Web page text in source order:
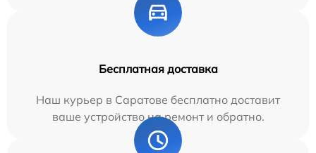
Бесплатная доставка
Наш курьер в Саратове бесплатно доставит
ваше устройство на ремонт и обратно.